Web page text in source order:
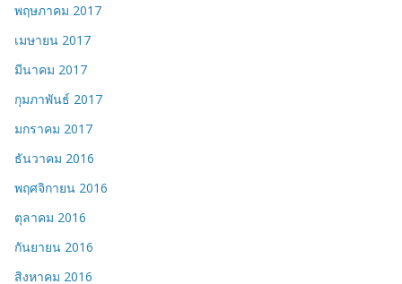
พฤษภาคม 2017
เมษายน 2017
มีนาคม 2017
กุมภาพันธ์ 2017
มกราคม 2017
ธันวาคม 2016
พฤศจิกายน 2016
ตุลาคม 2016
กันยายน 2016
สิงหาคม 2016